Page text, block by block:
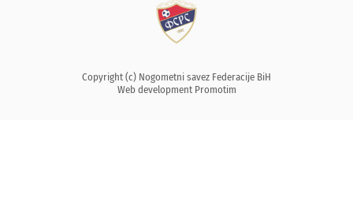
Copyright (c) Nogometni savez Federacije BiH
Web development Promotim